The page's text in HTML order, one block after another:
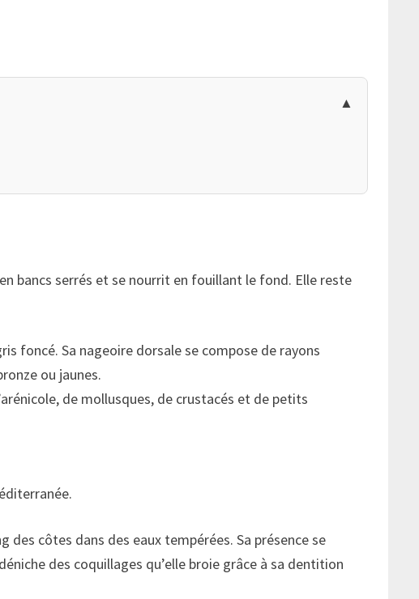
bancs serrés et se nourrit en fouillant le fond. Elle reste
foncé. Sa nageoire dorsale se compose de rayons
ou jaunes.
de mollusques, de crustacés et de petits
côtes dans des eaux tempérées. Sa présence se
des coquillages qu’elle broie grâce à sa dentition